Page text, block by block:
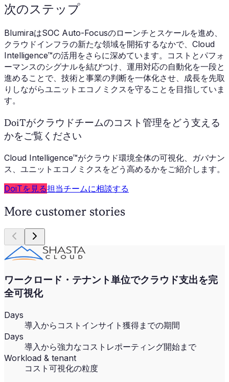
次のステップ
BlumiraはSOC Auto-Focusのローンチとスケールを進め、
クラウドインフラの新たな領域を開拓するなかで、Cloud
Intelligence™の活用をさらに深めています。コストとパフォ
ーマンスのシグナルを結びつけ、運用対応の自動化を一段と
進めることで、技術と事業の判断を一体化させ、成長を先取
りしながらユニットエコノミクスを守ることを目指していま
す。
DoiTがクラウドチームのコスト管理をどう支える
かをご覧ください
Cloud Intelligence™がクラウド環境全体の可視化、ガバナン
ス、ユニットエコノミクスをどう高めるかをご紹介します。
DoiTを見る担当チームに相談する
More customer stories
ワークロード・テナント単位でクラウド支出を完
全可視化
Days
導入からコストインサイト獲得までの期間
Days
導入から強力なコストレポーティング開始まで
Workload & tenant
コスト可視化の粒度